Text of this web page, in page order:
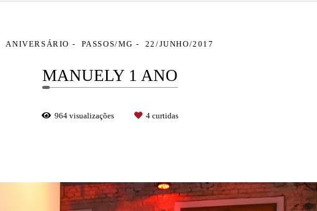
ANIVERSÁRIO PASSOS/MG 22/JUNHO/2017
MANUELY 1 ANO
964visualizações 4curtidas